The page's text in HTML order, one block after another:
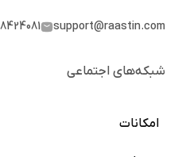
سانتوس اف‌سی را بر عهده
خرید و فروش ارز SANTOS در صرافی ایرانی
support@raastin.com
شبکه‌های اجتماعی
امکانات